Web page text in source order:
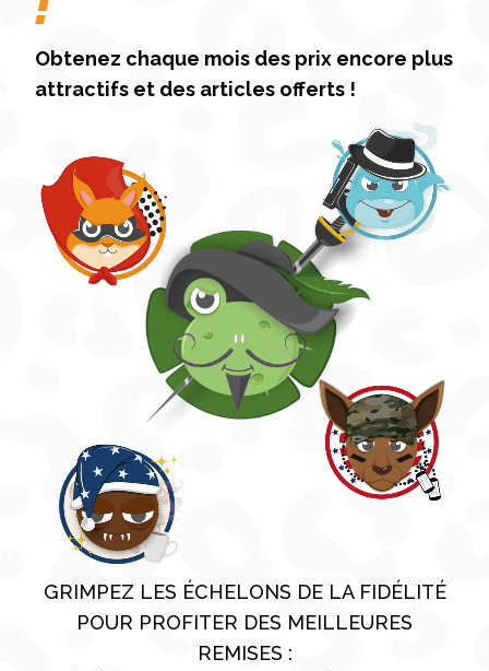
Obtenez chaque mois des prix encore plus
attractifs et des articles offerts !
GRIMPEZ LES ÉCHELONS DE LA FIDÉLITÉ
POUR PROFITER DES MEILLEURES
REMISES :